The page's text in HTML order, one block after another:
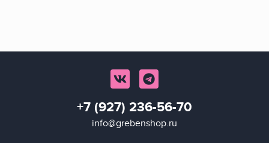
+7 (927) 236-56-70
info@grebenshop.ru